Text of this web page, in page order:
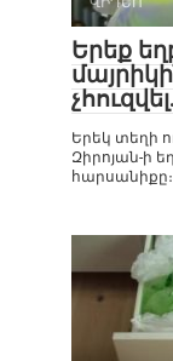
Երեք
Երեկ տեղի
Զիրոյան-ի
հարսանիքը։